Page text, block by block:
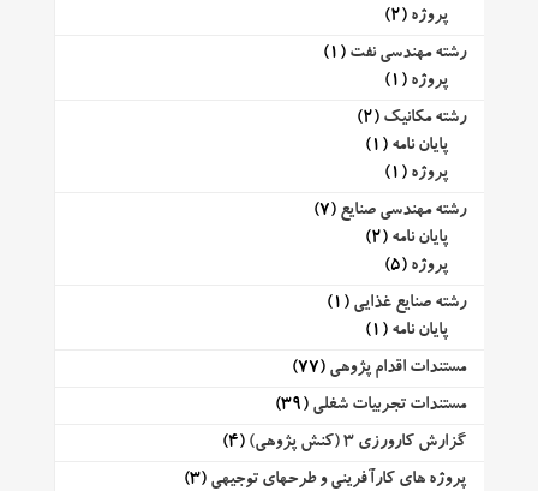
پروژه (2)
رشته مهندسی نفت (1)
پروژه (1)
رشته مکانیک (2)
پایان نامه (1)
پروژه (1)
رشته مهندسی صنایع (7)
پایان نامه (2)
پروژه (5)
رشته صنایع غذایی (1)
پایان نامه (1)
مستندات اقدام پژوهی (77)
مستندات تجربیات شغلی (39)
گزارش کارورزی 3 (کنش پژوهی)
(4)
پروژه های کارآفرینی و طرحهای توجیهی (3)